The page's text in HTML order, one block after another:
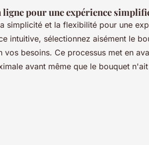
ligne pour une expérience
simplicité et la flexibilité pour une
intuitive, sélectionnez aisément le
vos besoins. Ce processus met en
avant même que le bouquet